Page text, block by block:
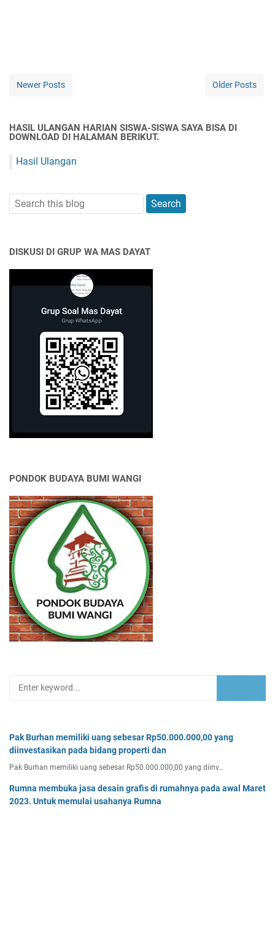
Newer Posts Older Posts
HASIL ULANGAN HARIAN SISWA-SISWA SAYA BISA DI
DOWNLOAD DI HALAMAN BERIKUT.
Hasil Ulangan
DISKUSI DI GRUP WA MAS DAYAT
PONDOK BUDAYA BUMI WANGI
Pak Burhan memiliki uang sebesar Rp50.000.000,00 yang
diinvestasikan pada bidang properti dan
Pak Burhan memiliki uang sebesar Rp50.000.000,00 yang diinv…
Rumna membuka jasa desain grafis di rumahnya pada awal Maret
2023. Untuk memulai usahanya Rumna